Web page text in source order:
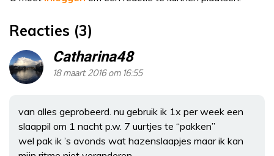
Reacties (3)
Catharina48
18 maart 2016 om 16:55
van alles geprobeerd. nu gebruik ik 1x per week een
slaappil om 1 nacht p.w. 7 uurtjes te “pakken”
wel pak ik ’s avonds wat hazenslaapjes maar ik kan